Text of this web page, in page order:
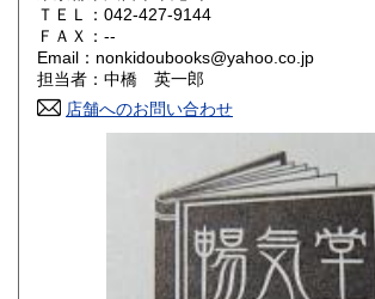
山口県 180円
香川県 180円 愛媛県
高知県
180円 長崎県
180円 大分県
180円 鹿児島県
ＴＥＬ：042-427-9144
ＦＡＸ：--
Email：nonkidoubooks@yahoo.co.jp
担当者：中橋 英一郎
店舗へのお問い合わせ